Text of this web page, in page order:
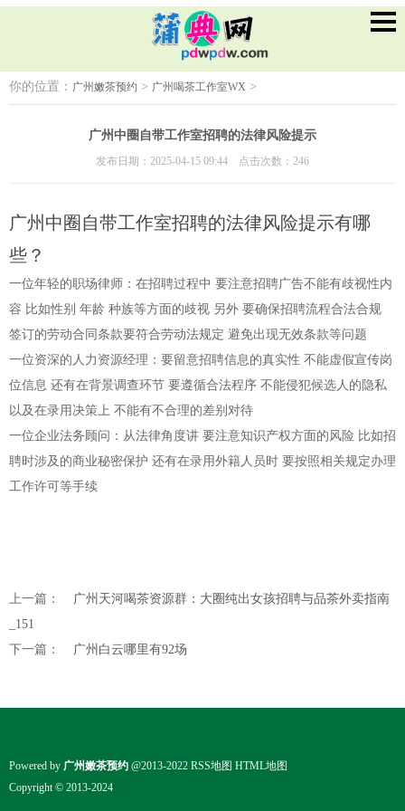
你的位置： 广州嫩茶预约 > 广州喝茶工作室WX >
广州中圈自带工作室招聘的法律风险提示
发布日期：2025-04-15 09:44 点击次数：246
广州中圈自带工作室招聘的法律风险提示有哪
些？
一位年轻的职场律师 ：在招聘过程中 要注意招聘广告不能有歧视性内
容 比如性别 年龄 种族等方面的歧视 另外 要确保招聘流程合法合规
签订的劳动合同条款要符合劳动法规定 避免出现无效条款等问题
一位资深的人力资源经理 ：要留意招聘信息的真实性 不能虚假宣传岗
位信息 还有在背景调查环节 要遵循合法程序 不能侵犯候选人的隐私
以及在录用决策上 不能有不合理的差别对待
一位企业法务顾问 ：从法律角度讲 要注意知识产权方面的风险 比如招
聘时涉及的商业秘密保护 还有在录用外籍人员时 要按照相关规定办理
工作许可等手续
上一篇：
广州天河喝茶资源群：大圈纯出女孩招聘与品茶外卖指南
_151
下一篇：
广州白云哪里有92场
Powered by 广州嫩茶预约 @2013-2022 RSS地图 HTML地图
Copyright© 2013-2024